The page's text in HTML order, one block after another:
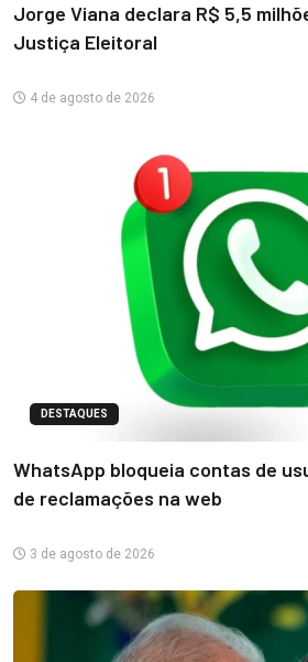
Jorge Viana declara R$ 5,5
Justiça Eleitoral
4 de agosto de 2026
DESTAQUES
WhatsApp bloqueia contas de
de reclamações na web
3 de agosto de 2026